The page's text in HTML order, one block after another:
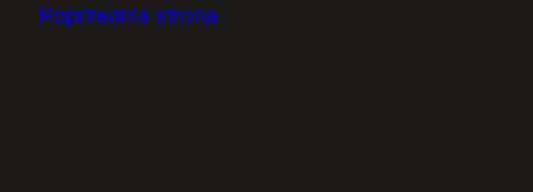
Poprzednia strona